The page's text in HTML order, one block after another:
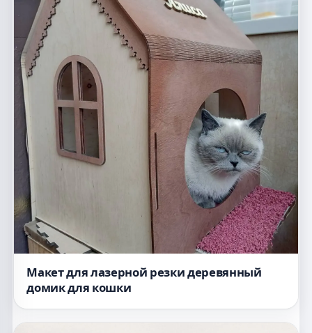
Макет для лазерной резки деревянный
домик для кошки